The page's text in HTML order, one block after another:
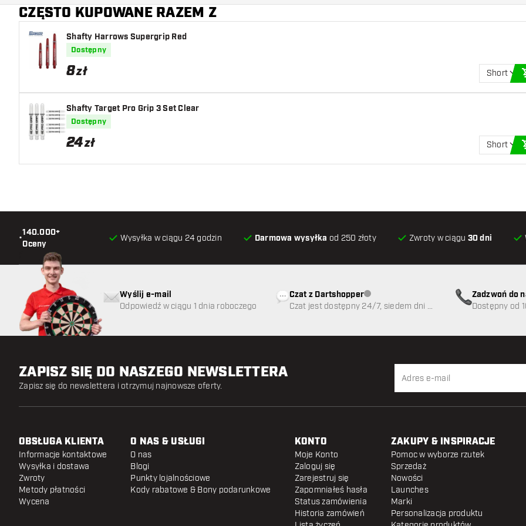
CZĘSTO KUPOWANE RAZEM Z
Shafty Harrows Supergrip Red
Dostępny
8zł Short
Shafty Target Pro Grip 3 Set Clear
Dostępny
24zł Short
•
140.000+
Oceny
Wysyłka w ciągu 24 godzin Darmowa wysyłka od 250 złoty Zwroty w ciągu 30 dni
Wyślij e-mail
Odpowiedź w ciągu 1 dnia roboczego
Czat z DartshopperObsługa klienta niedostępna
Czat jest dostępny 24/7, siedem dni w
Zadzwoń do
89
Dostępny od
ZAPISZ SIĘ DO NASZEGO NEWSLETTERA
Zapisz się do newslettera i otrzymuj najnowsze oferty.
OBSŁUGA KLIENTA
Informacje kontaktowe
Wysyłka i dostawa
Zwroty
Metody płatności
Wycena
O NAS & USŁUGI
O nas
Blogi
Punkty lojalnościowe
Kody rabatowe & Bony podarunkowe
KONTO
Moje Konto
Zaloguj się
Zarejestruj się
Zapomniałeś hasła
Status zamówienia
Historia zamówień
ZAKUPY & INSPIRACJE
Pomoc w wyborze rzutek
Sprzedaż
Nowości
Launches
Marki
Personalizacja produktu